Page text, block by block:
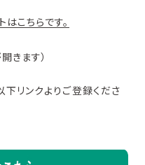
こちらです。
きます）
リンクよりご登録くださ